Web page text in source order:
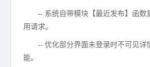
-- 系统自带模块【最近发布】函数
用请求。
-- 优化部分界面未登录时不可见详
能。